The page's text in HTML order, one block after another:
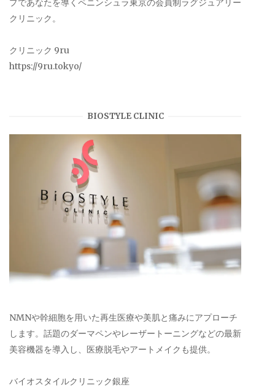
プであなたを導くペニンシュラ東京の会員制ラグジュアリー
クリニック。
クリニック 9ru
https://9ru.tokyo/
BIOSTYLE CLINIC
NMNや幹細胞を用いた再生医療や美肌と痛みにアプローチ
します。話題のダーマペンやレーザートーニングなどの最新
美容機器を導入し、医療脱毛やアートメイクも提供。
バイオスタイルクリニック銀座